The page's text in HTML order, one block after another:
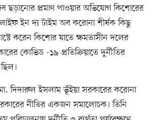
ছড়ানোর প্রমাণ পাওয়ার অভিযোগ কিশোরের
ইন দ্য টাইম অব করোনা শীর্ষক কিছু
করেন কিশোর যাতে ক্ষমতাসীন দলের
কোভিড -১৯ প্রতিক্রিয়াতে দুর্নীতির
মো. দিদারুল ইসলাম ভূঁইয়া সরকারের করোনা
নীতির একজন সমালোচক। তিনি